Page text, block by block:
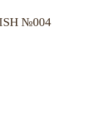
№004